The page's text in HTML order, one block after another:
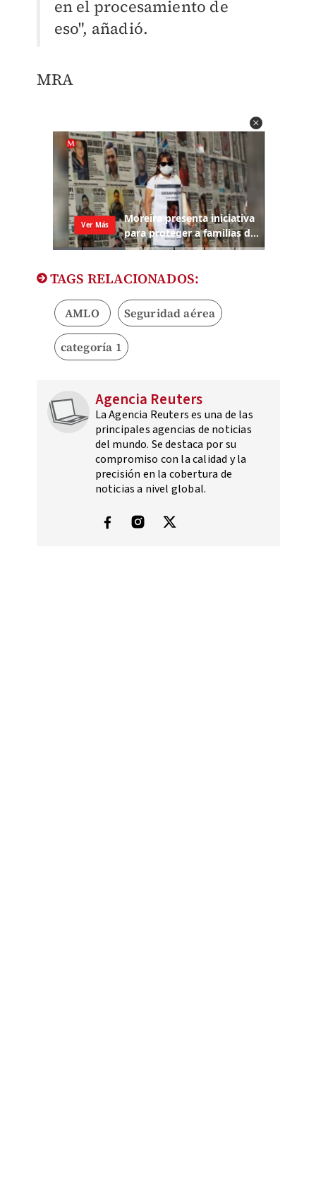
en el procesamiento de
eso", añadió.
MRA
TAGS RELACIONADOS:
AMLO Seguridad aérea
categoría 1
Agencia Reuters
La Agencia Reuters es una de las
principales agencias de noticias
del mundo. Se destaca por su
compromiso con la calidad y la
precisión en la cobertura de
noticias a nivel global.